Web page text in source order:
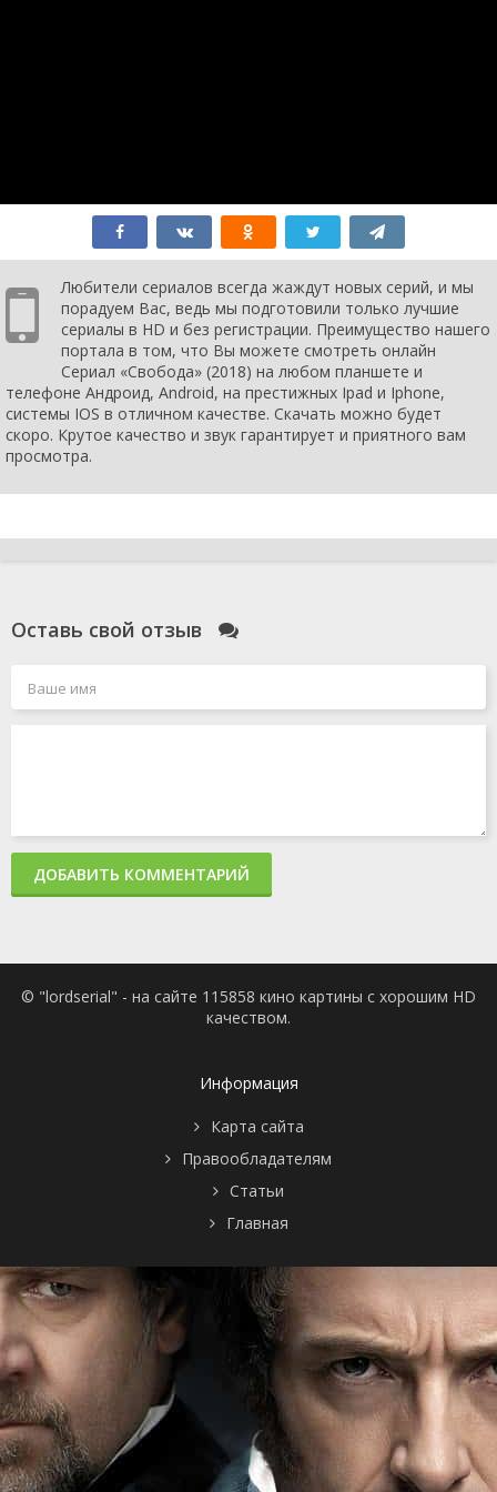
Любители сериалов всегда жаждут новых серий, и мы
порадуем Вас, ведь мы подготовили только лучшие
сериалы в HD и без регистрации. Преимущество нашего
портала в том, что Вы можете смотреть онлайн
Сериал «Свобода» (2018) на любом планшете и
телефоне Андроид, Android, на престижных Ipad и Iphone,
системы IOS в отличном качестве. Скачать можно будет
скоро. Крутое качество и звук гарантирует и приятного вам
просмотра.
Оставь свой отзыв
ДОБАВИТЬ КОММЕНТАРИЙ
© "lordserial" - на сайте 115858 кино картины с хорошим HD
качеством.
Информация
Карта сайта
Правообладателям
Статьи
Главная